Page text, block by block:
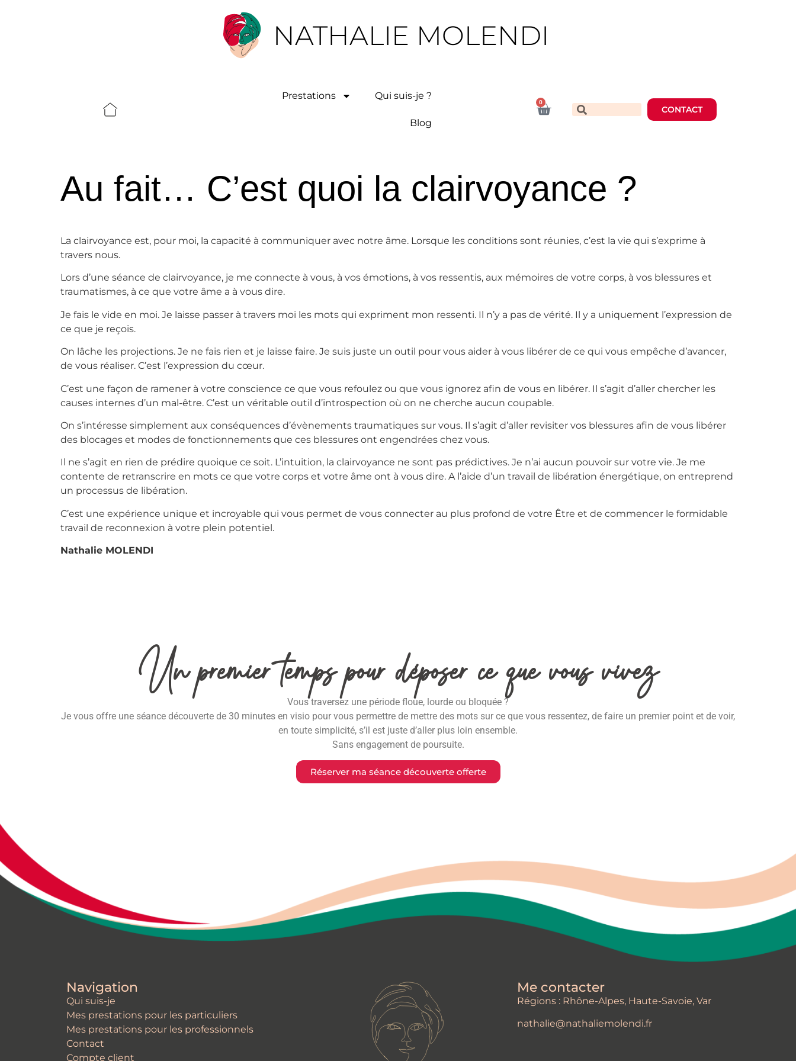
NATHALIE MOLENDI
Prestations Qui suis-je ?
Blog
0
CONTACT
Au fait… C’est quoi la clairvoyance ?
La clairvoyance est, pour moi, la capacité à communiquer avec notre âme. Lorsque les conditions sont réunies, c’est la vie qui s’exprime à
travers nous.
Lors d’une séance de clairvoyance, je me connecte à vous, à vos émotions, à vos ressentis, aux mémoires de votre corps, à vos blessures et
traumatismes, à ce que votre âme a à vous dire.
Je fais le vide en moi. Je laisse passer à travers moi les mots qui expriment mon ressenti. Il n’y a pas de vérité. Il y a uniquement l’expression de
ce que je reçois.
On lâche les projections. Je ne fais rien et je laisse faire. Je suis juste un outil pour vous aider à vous libérer de ce qui vous empêche d’avancer,
de vous réaliser. C’est l’expression du cœur.
C’est une façon de ramener à votre conscience ce que vous refoulez ou que vous ignorez afin de vous en libérer. Il s’agit d’aller chercher les
causes internes d’un mal-être. C’est un véritable outil d’introspection où on ne cherche aucun coupable.
On s’intéresse simplement aux conséquences d’évènements traumatiques sur vous. Il s’agit d’aller revisiter vos blessures afin de vous libérer
des blocages et modes de fonctionnements que ces blessures ont engendrées chez vous.
Il ne s’agit en rien de prédire quoique ce soit. L’intuition, la clairvoyance ne sont pas prédictives. Je n’ai aucun pouvoir sur votre vie. Je me
contente de retranscrire en mots ce que votre corps et votre âme ont à vous dire. A l’aide d’un travail de libération énergétique, on entreprend
un processus de libération.
C’est une expérience unique et incroyable qui vous permet de vous connecter au plus profond de votre Être et de commencer le formidable
travail de reconnexion à votre plein potentiel.
Nathalie MOLENDI
Un premier temps pour déposer ce que vous vivez
Vous traversez une période floue, lourde ou bloquée ?
Je vous offre une séance découverte de 30 minutes en visio pour vous permettre de mettre des mots sur ce que vous ressentez, de faire un premier point et de voir,
en toute simplicité, s’il est juste d’aller plus loin ensemble.
Sans engagement de poursuite.
Réserver ma séance découverte offerte
Navigation
Qui suis-je
Mes prestations pour les particuliers
Mes prestations pour les professionnels
Contact
Compte client
Me contacter
Régions : Rhône-Alpes, Haute-Savoie, Var
nathalie@nathaliemolendi.fr